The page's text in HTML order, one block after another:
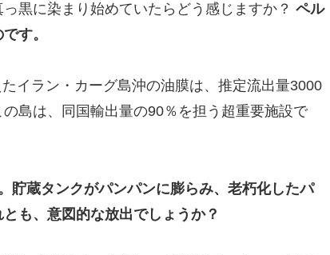
黒に染まり始めていたらどう感じますか？ ペル
す。
イラン・カーグ島沖の油膜は、推定流出量3000
島は、同国輸出量の90％を担う超重要施設で
貯蔵タンクがパンパンに膨らみ、老朽化したパ
も、意図的な放出でしょうか？